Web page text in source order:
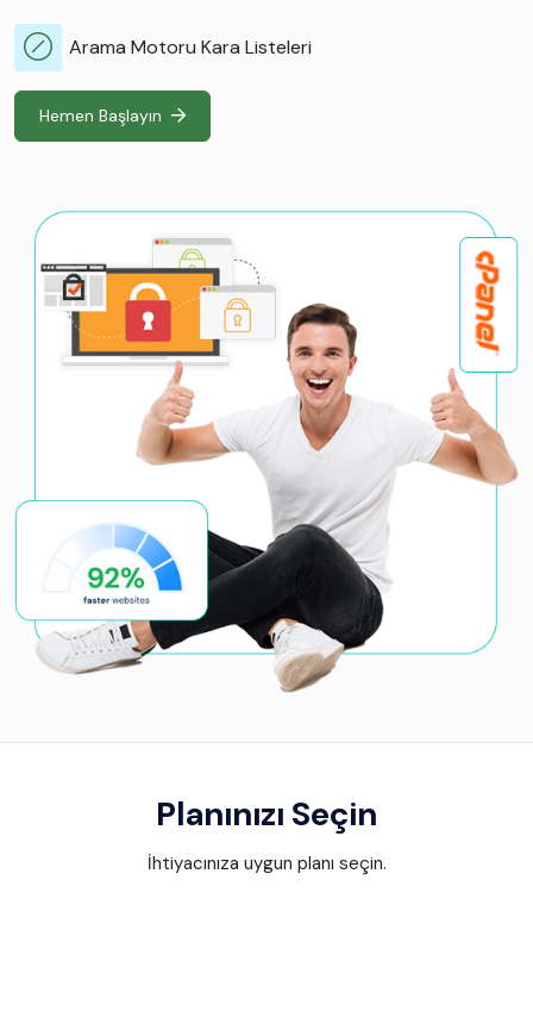
Arama Motoru Kara Listeleri
Hemen Başlayın
Planınızı Seçin
İhtiyacınıza uygun planı seçin.